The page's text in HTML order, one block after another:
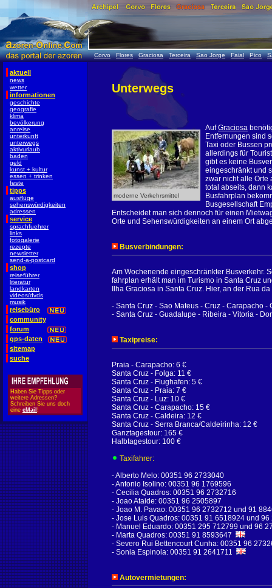
Corvo Flores Graciosa Terceira Sao Jorge Faial Pico
aktuell
news
wetter
informationen
geschichte
geografie
klima
bevölkerung
anreise
unterkunft
unterwegs
aktivurlaub
baden
geld
kunst + kultur
essen + trinken
feste
tipps
ausflüge
sehenswürdigkeiten
adressen
service
sprachfuehrer
links
fotogalerie
rezepte
newsletter
send-a-postcard
shop
reiseführer
literatur
landkarten
videos/dvds
musik
reisebüro
community
forum
gps-daten
sitemap
suche
Haben Sie Tipps oder
weitere Adressen?
Schreiben Sie uns doch
eine eMail !
Unterwegs
moderne Verkehrsmittel
AufGraciosa
Entfernungen sind
Taxi oder Bussen
allerdings für
gibt es keine
eingeschränkt und
zwar nicht alle Orte
total abseits, dann
Busfahrplan
Busgesellschaft
Entscheidet man sich dennoch für einen
Orte und Sehenswürdigkeiten an einem Ort
Busverbindungen:
Am Wochenende eingeschränkter Busverkehr.
fahrplan erhält man im Turismo in Santa Cruz
Ilha Graciosa in Santa Cruz. Hier, an der Rua
- Santa Cruz - Sao Mateus - Cruz - Carapacho -
- Santa Cruz - Guadalupe - Ribeira - Vitoria -
Taxipreise:
Praia - Carapacho: 6 €
Santa Cruz - Folga: 11 €
Santa Cruz - Flughafen: 5 €
Santa Cruz - Praia: 7 €
Santa Cruz - Luz: 10 €
Santa Cruz - Carapacho: 15 €
Santa Cruz - Caldeira: 12 €
Santa Cruz - Serra Branca/Caldeirinha: 12 €
Ganztagestour: 165 €
Halbtagestour: 100 €
Taxifahrer:
- Alberto Melo: 00351 96 2733040
- Antonio Isolino: 00351 96 1769596
- Cecilia Quadros: 00351 96 2732716
- Joao Ataide: 00351 96 2505897
- Joao M. Pavao: 00351 96 2732712 und 91
- Jose Luis Quadros: 00351 91 6518924 und 96
- Manuel Eduardo: 00351 295 712799 und 96
- Marta Quadros: 00351 91 8593647
- Severo Rui Bettencourt Cunha: 00351 96
- Sonia Espinola: 00351 91 2641711
Autovermietungen: